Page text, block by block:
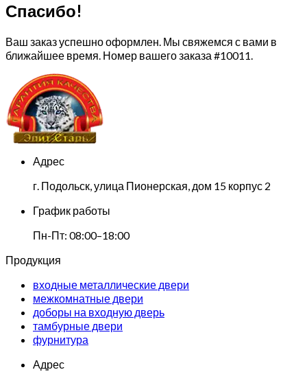
Спасибо!
Ваш заказ успешно оформлен. Мы свяжемся с вами в
ближайшее время. Номер вашего заказа #10011.
Адрес
г. Подольск, улица Пионерская, дом 15 корпус 2
График работы
Пн-Пт: 08:00–18:00
Продукция
входные металлические двери
межкомнатные двери
доборы на входную дверь
тамбурные двери
фурнитура
Адрес